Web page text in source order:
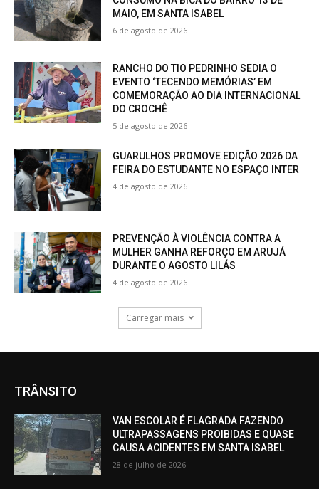
MAIO, EM SANTA ISABEL
6 de agosto de 2026
RANCHO DO TIO PEDRINHO SEDIA O
EVENTO ‘TECENDO MEMÓRIAS’ EM
COMEMORAÇÃO AO DIA INTERNACIONAL
DO CROCHÊ
5 de agosto de 2026
GUARULHOS PROMOVE EDIÇÃO 2026 DA
FEIRA DO ESTUDANTE NO ESPAÇO INTER
4 de agosto de 2026
PREVENÇÃO À VIOLÊNCIA CONTRA A
MULHER GANHA REFORÇO EM ARUJÁ
DURANTE O AGOSTO LILÁS
4 de agosto de 2026
Carregar mais
TRÂNSITO
VAN ESCOLAR É FLAGRADA FAZENDO
ULTRAPASSAGENS PROIBIDAS E QUASE
CAUSA ACIDENTES EM SANTA ISABEL
28 de julho de 2026